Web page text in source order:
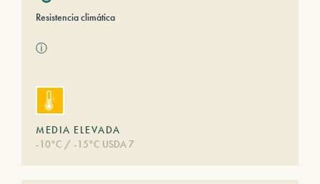
Resistencia climática
ⓘ
MEDIA ELEVADA
-10°C / -15°C USDA 7